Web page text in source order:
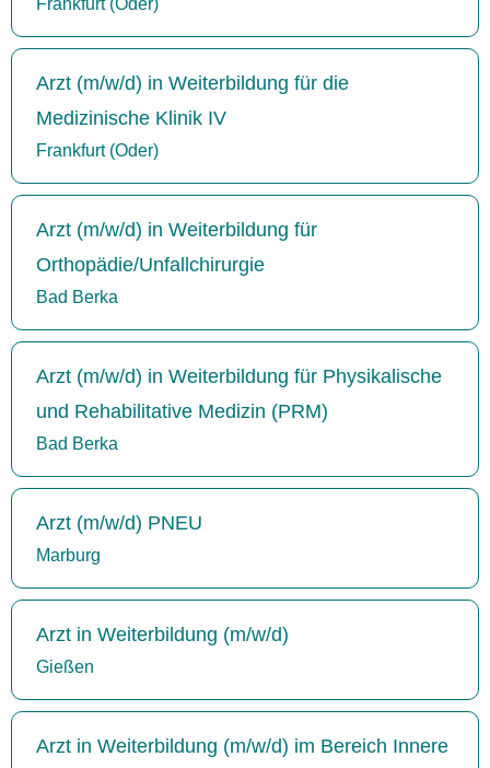
Arzt (m/w/d) in Weiterbildung für die
Medizinische Klinik IV
Frankfurt (Oder)
Arzt (m/w/d) in Weiterbildung für
Orthopädie/Unfallchirurgie
Bad Berka
Arzt (m/w/d) in Weiterbildung für Physikalische
und Rehabilitative Medizin (PRM)
Bad Berka
Arzt (m/w/d) PNEU
Marburg
Arzt in Weiterbildung (m/w/d)
Gießen
Arzt in Weiterbildung (m/w/d) im Bereich Innere